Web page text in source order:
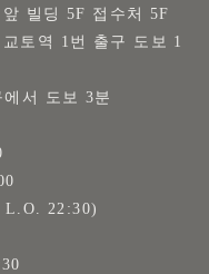
빌딩 5F 접수처 5F
토역 1번 출구 도보 1
서 도보 3분
22:30)